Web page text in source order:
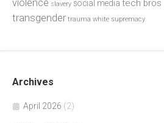
violence slavery social media tech bros
transgender trauma white supremacy
Archives
April 2026 (2)